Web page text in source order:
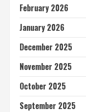
February 2026
January 2026
December 2025
November 2025
October 2025
September 2025